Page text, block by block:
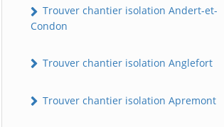
Trouver chantier isolation Andert-et-
Condon
Trouver chantier isolation Anglefort
Trouver chantier isolation Apremont